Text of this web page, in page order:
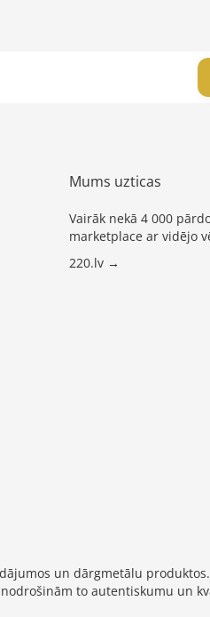
Mums uzticas
Vairāk nekā 4 000
marketplace ar vidējo
220.lv →
un dārgmetālu
to autentiskumu un